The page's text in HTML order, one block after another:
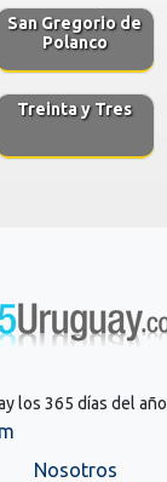
San Gregorio de
Polanco
Treinta y Tres
los 365 días del año
Nosotros